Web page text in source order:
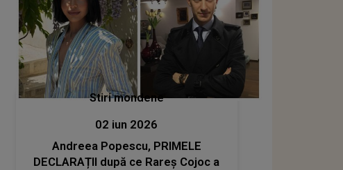
Stiri mondene
02 iun 2026
Andreea Popescu, PRIMELE
DECLARAȚII după ce Rareș Cojoc a